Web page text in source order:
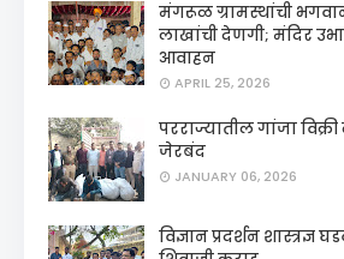
मंगरूळ ग्रामस्थांची
लाखांची देणगी; मंदिर
आवाहन
APRIL 25, 2026
परराज्यातील गांजा
जेरबंद
JANUARY 06, 2026
विज्ञान प्रदर्शन शास्त्रज्ञ